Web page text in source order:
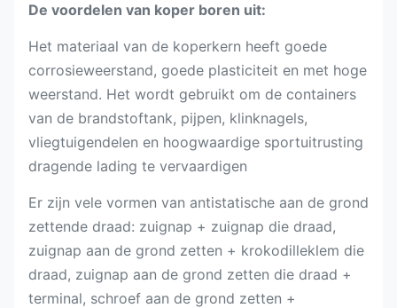
De voordelen van koper boren uit:
Het materiaal van de koperkern heeft goede
corrosieweerstand, goede plasticiteit en met hoge
weerstand. Het wordt gebruikt om de containers
van de brandstoftank, pijpen, klinknagels,
vliegtuigendelen en hoogwaardige sportuitrusting
dragende lading te vervaardigen
Er zijn vele vormen van antistatische aan de grond
zettende draad: zuignap + zuignap die draad,
zuignap aan de grond zetten + krokodilleklem die
draad, zuignap aan de grond zetten die draad +
terminal, schroef aan de grond zetten +